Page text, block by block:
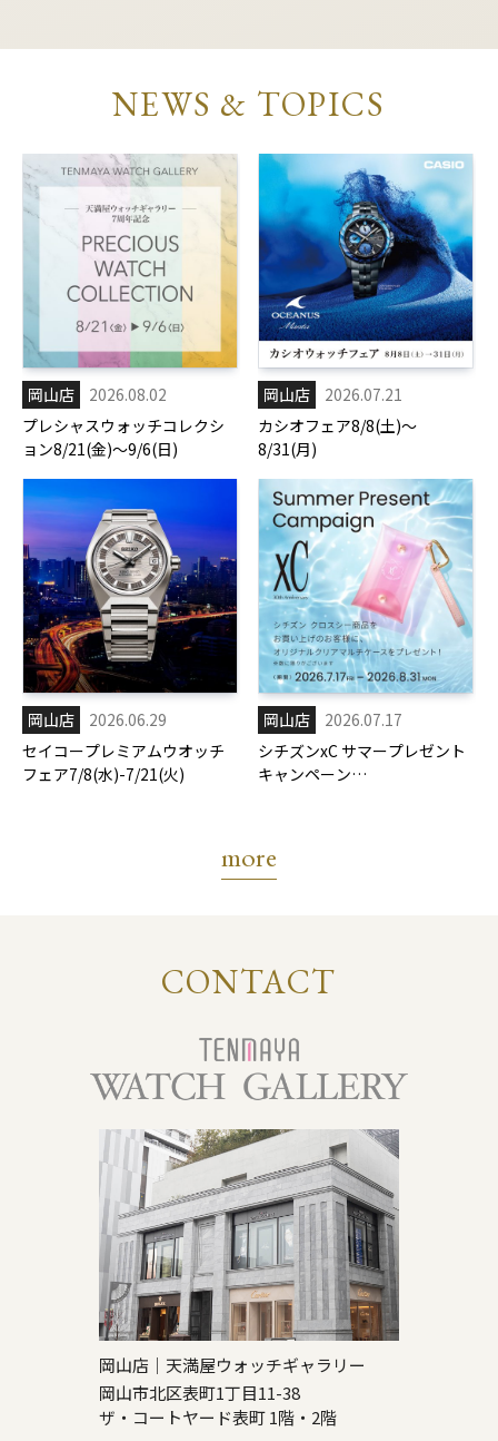
NEWS & TOPICS
岡山店
2026.08.02
プレシャスウォッチコレクシ
ョン8/21(金)～9/6(日)
岡山店
2026.07.21
カシオフェア8/8(土)～
8/31(月)
岡山店
2026.06.29
セイコープレミアムウオッチ
フェア7/8(水)-7/21(火)
岡山店
2026.07.17
シチズンxC サマープレゼント
キャンペーン
more
CONTACT
岡山店｜天満屋ウォッチギャラリー
岡山市北区表町1丁目11-38
ザ・コートヤード表町 1階・2階